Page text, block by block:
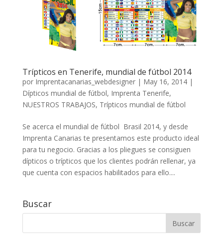
Trípticos en Tenerife, mundial de fútbol 2014
por Imprentacanarias_webdesigner| May 16, 2014|
Dípticos mundial de fútbol, Imprenta Tenerife,
NUESTROS TRABAJOS, Trípticos mundial de fútbol
Se acerca el mundial de fútbol Brasil 2014, y desde
Imprenta Canarias te presentamos este producto ideal
para tu negocio. Gracias a los pliegues se consiguen
dípticos o trípticos que los clientes podrán rellenar, ya
que cuenta con espacios habilitados para ello....
Buscar